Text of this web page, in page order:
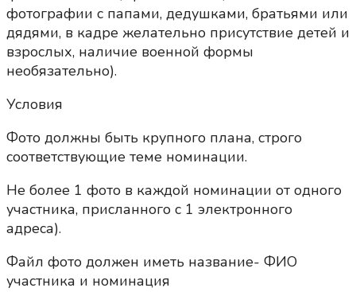
фотографии с папами, дедушками, братьями или
дядями, в кадре желательно присутствие детей и
взрослых, наличие военной формы
необязательно).
Условия
Фото должны быть крупного плана, строго
соответствующие теме номинации.
Не более 1 фото в каждой номинации от одного
участника, присланного с 1 электронного
адреса).
Файл фото должен иметь название- ФИО
участника и номинация